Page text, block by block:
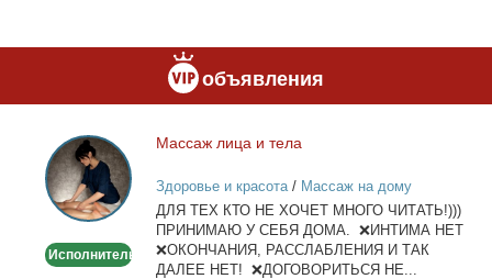
объявления
Массаж
лица
и
тела
Исполнитель
Мас­саж ли­ца и те­ла
Здоровье и красота/ Массаж на дому
ДЛЯ ТЕХ КТО НЕ ХОЧЕТ МНОГО ЧИТАТЬ!)))
ПРИНИМАЮ У СЕБЯ ДОМА. ❌ИНТИМА НЕТ
❌ОКОНЧАНИЯ, РАССЛАБЛЕНИЯ И ТАК
ДАЛЕЕ НЕТ! ❌ДОГОВОРИТЬСЯ НЕ...